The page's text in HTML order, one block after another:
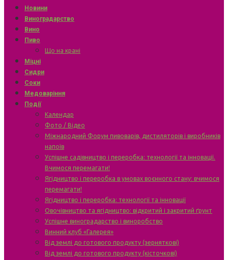
Новини
Виноградарство
Вино
Пиво
Що на крані
Міцні
Сидри
Соки
Медоваріння
Події
Календар
Фото / Відео
Міжнародний Форум пивоварів, дистиляторів і виробників
напоїв
Успішне садівництво і переробка: технології та інновації.
Вчимося перемагати!
Ягідництво і переробка в умовах воєнного стану: вчимося
перемагати!
Ягідництво і переробка: технології та інновації
Овочівництво та ягідництво: відкритий і закритий ґрунт
Успішне виноградарство і виноробство
Винний клуб «Галерея»
Від землі до готового продукту (зерняткові)
Від землі до готового продукту (кісточкові)